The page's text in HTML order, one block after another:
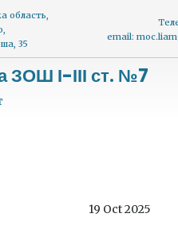
область,
35
email:
ЗОШ І-ІІІ ст. №7
19 Oct 2025